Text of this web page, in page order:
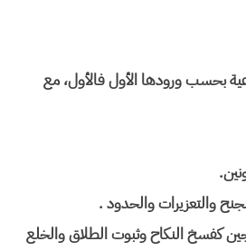
بحسب ورودها الأول فالأول، مع
والتعزيرات والحدود .
كفسخ النكاح وثبوت الطلاق والخلع